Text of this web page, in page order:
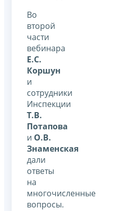
Во
второй
части
вебинара
Е.С.
Коршун
и
сотрудники
Инспекции
Т.В.
Потапова
и О.В.
Знаменская
дали
ответы
на
многочисленные
вопросы.